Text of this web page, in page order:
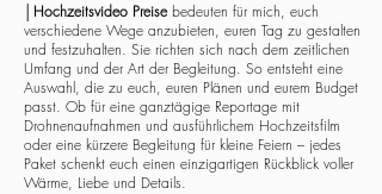
Hochzeitsvideo Preisebedeuten für mich, euch
verschiedene Wege anzubieten, euren Tag zu gestalten
und festzuhalten. Sie richten sich nach dem zeitlichen
Umfang und der Art der Begleitung. So entsteht eine
Auswahl, die zu euch, euren Plänen und eurem Budget
passt. Ob für eine ganztägige Reportage mit
Drohnenaufnahmen und ausführlichem Hochzeitsfilm
oder eine kürzere Begleitung für kleine Feiern – jedes
Paket schenkt euch einen einzigartigen Rückblick voller
Wärme, Liebe und Details.